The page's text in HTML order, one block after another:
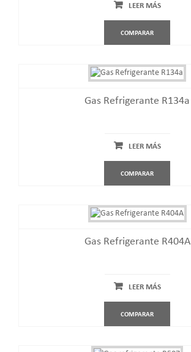
LEER MÁS
COMPARAR
Gas Refrigerante R134a
LEER MÁS
COMPARAR
Gas Refrigerante R404A
LEER MÁS
COMPARAR